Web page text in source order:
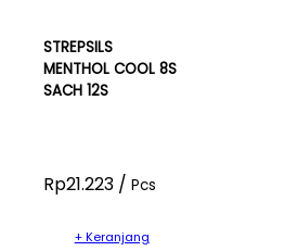
STREPSILS
MENTHOL COOL 8S
SACH 12S
Rp21.223 / Pcs
+ Keranjang